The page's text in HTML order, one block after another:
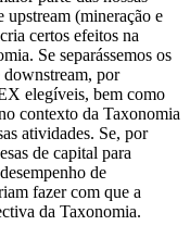
upstream (mineração e
certos efeitos na
Se separássemos os
downstream, por
elegíveis, bem como
contexto da Taxonomia
atividades. Se, por
de capital para
de
fazer com que a
da Taxonomia.